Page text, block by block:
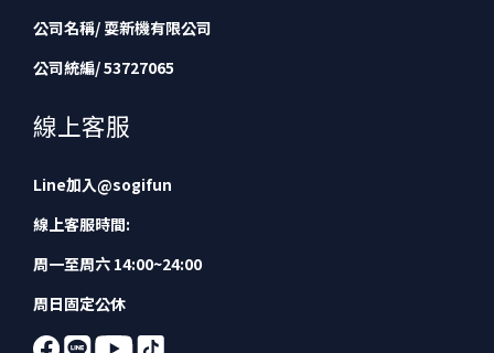
公司名稱/ 耍新機有限公司
公司統編/ 53727065
線上客服
Line加入@sogifun
線上客服時間:
周一至周六 14:00~24:00
周日固定公休